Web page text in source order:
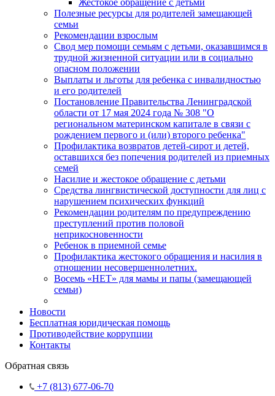
Жестокое обращение с детьми
Полезные ресурсы для родителей замещающей
семьи
Рекомендации взрослым
Свод мер помощи семьям с детьми, оказавшимся в
трудной жизненной ситуации или в социально
опасном положении
Выплаты и льготы для ребенка с инвалидностью
и его родителей
Постановление Правительства Ленинградской
области от 17 мая 2024 года № 308 "О
региональном материнском капитале в связи с
рождением первого и (или) второго ребенка"
Профилактика возвратов детей-сирот и детей,
оставшихся без попечения родителей из приемных
семей
Насилие и жестокое обращение с детьми
Средства лингвистической доступности для лиц с
нарушением психических функций
Рекомендации родителям по предупреждению
преступлений против половой
неприкосновенности
Ребенок в приемной семье
Профилактика жестокого обращения и насилия в
отношении несовершеннолетних.
Восемь «НЕТ» для мамы и папы (замещающей
семьи)
Новости
Бесплатная юридическая помощь
Противодействие коррупции
Контакты
Обратная связь
+7 (813) 677-06-70